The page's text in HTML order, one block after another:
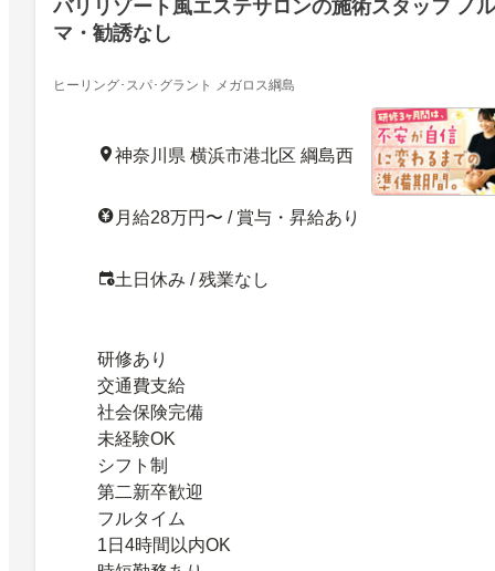
バリリゾート風エステサロンの施術スタッフ ノル
マ・勧誘なし
ヒーリング･スパ･グラント メガロス綱島
神奈川県 横浜市港北区 綱島西
月給28万円〜 / 賞与・昇給あり
土日休み / 残業なし
研修あり
交通費支給
社会保険完備
未経験OK
シフト制
第二新卒歓迎
フルタイム
1日4時間以内OK